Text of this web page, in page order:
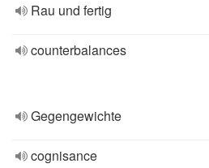
Rau und fertig
counterbalances
Gegengewichte
cognisance